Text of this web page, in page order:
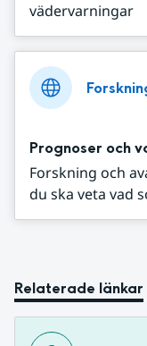
vädervarningar
Prognoser och
Forskning och
du ska veta vad
Relaterade länkar